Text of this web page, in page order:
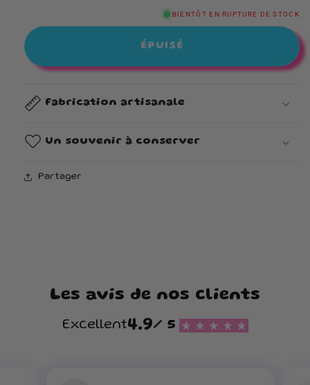
Bonbonnière
BIENTÔT EN RUPTURE DE STOCK
ÉPUISÉ
Fabrication artisanale
Un souvenir à conserver
Partager
Les avis de nos clients
Excellent4.9/ 5